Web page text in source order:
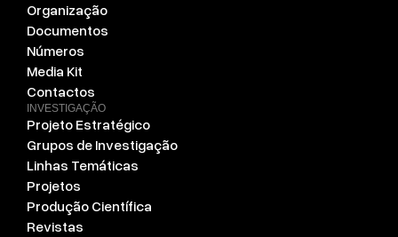
Organização
Documentos
Números
Media Kit
Contactos
INVESTIGAÇÃO
Projeto Estratégico
Grupos de Investigação
Linhas Temáticas
Projetos
Produção Científica
Revistas